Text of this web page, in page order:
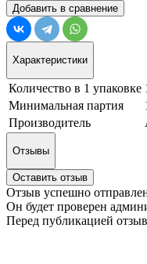
Добавить в сравнение
Характеристики
Количество в 1 упаковке
Минимальная партия
Производитель
Отзывы
Оставить отзыв
Отзыв успешно
Он будет проверен
Перед публикацией